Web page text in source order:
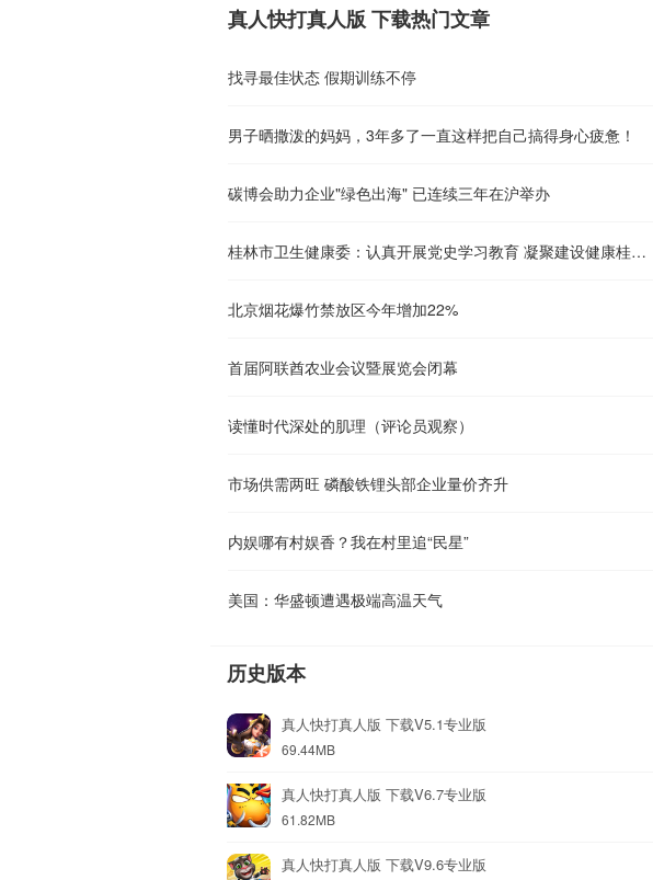
真人快打真人版 下载热门文章
找寻最佳状态 假期训练不停
男子晒撒泼的妈妈，3年多了一直这样把自己搞得身心疲惫！
碳博会助力企业"绿色出海" 已连续三年在沪举办
桂林市卫生健康委：认真开展党史学习教育 凝聚建设健康桂林的强大力量
北京烟花爆竹禁放区今年增加22%
首届阿联酋农业会议暨展览会闭幕
读懂时代深处的肌理（评论员观察）
市场供需两旺 磷酸铁锂头部企业量价齐升
内娱哪有村娱香？我在村里追“民星”
美国：华盛顿遭遇极端高温天气
历史版本
真人快打真人版 下载V5.1专业版
69.44MB
真人快打真人版 下载V6.7专业版
61.82MB
真人快打真人版 下载V9.6专业版